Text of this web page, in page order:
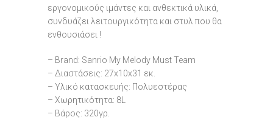
εργονομικούς ιμάντες και ανθεκτικά υλικά,
συνδυάζει λειτουργικότητα και στυλ που θα
ενθουσιάσει !
– Brand: Sanrio My Melody Must Team
– Διαστάσεις: 27x10x31 εκ.
– Υλικό κατασκευής: Πολυεστέρας
– Χωρητικότητα: 8L
– Βάρος: 320γρ.